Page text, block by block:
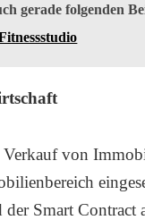
gerade folgenden
von
Smart Contract